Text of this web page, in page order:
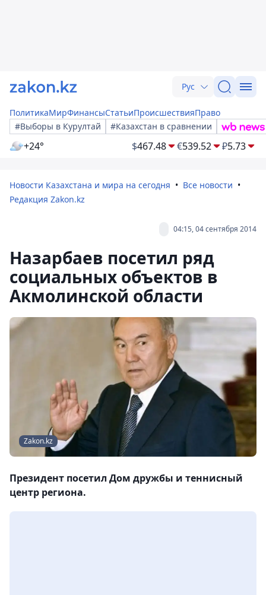
Рус
ПолитикаМирФинансыСтатьиПроисшествияПраво
#Выборы в Курултай
#Казахстан в сравнении
+24° $467.48 €539.52 ₽5.73
Новости Казахстана и мира на сегодня
Все новости
Редакция Zakon.kz
04:15, 04 сентября 2014
Назарбаев посетил ряд
социальных объектов в
Акмолинской области
Zakon.kz
Президент посетил Дом дружбы и теннисный
центр региона.